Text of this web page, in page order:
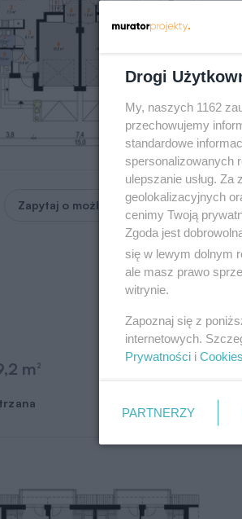
Zapytaj o możliwość zmian
m 2
Drogi
My, naszych 1162
przechowujemy
standardowe
spersonalizowanych
ulepszanie usług.
geolokalizacyjnych
cenimy Twoją
Zgoda jest
się w lewym dolnym
ale masz prawo
witrynie.
Zapoznaj się z
internetowych.
Prywatności i Cookies
PARTNERZY